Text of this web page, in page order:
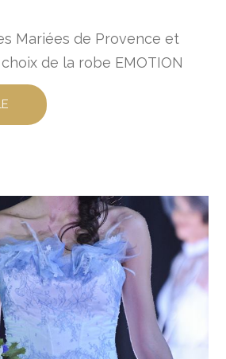
Mariées de Provence et
de la robe EMOTION